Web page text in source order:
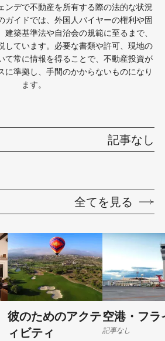
ンデで不動産を所有する際の法的な状況
ガイドでは、外国人バイヤーの権利や固
築基準法や自治会の規範に至るまで、
しています。必要な書類や許可、現地の
て常に情報を得ることで、不動産投資が
に準拠し、手間のかからないものになり
ます。
記事なし
全てを見る
彼のためのアクテ
ィビティ
空港・フラ
記事なし